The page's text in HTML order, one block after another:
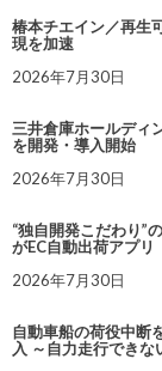
椿本チエイン／再生
現を加速
2026年7月30日
三井倉庫ホールディ
を開発・導入開始
2026年7月30日
“独自開発こだわり”
がEC自動出荷アプリ
2026年7月30日
自動車船の荷役中断
入 ～自力走行できな